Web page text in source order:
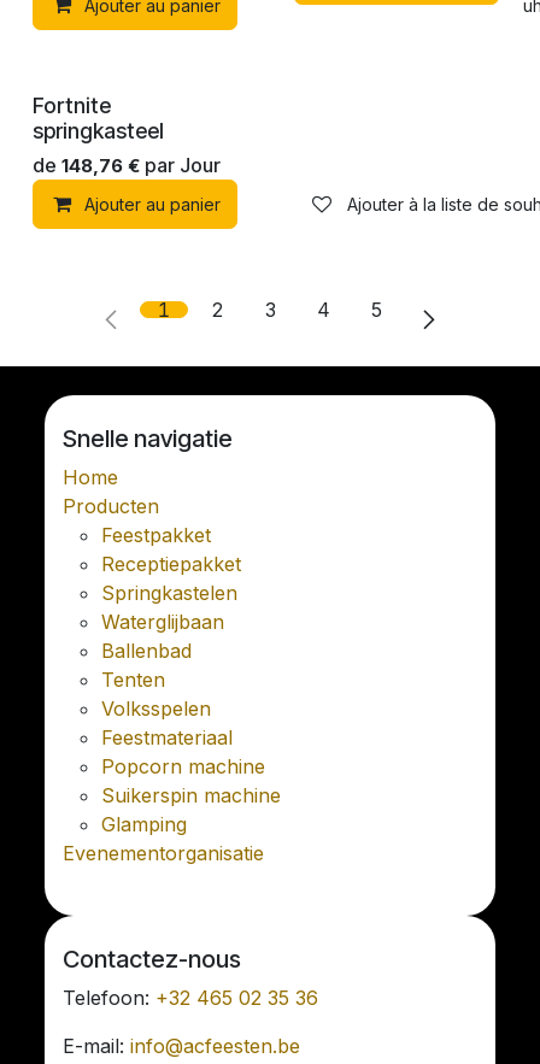
Ajouter au panier Ajouter à la liste de
Fortnite
springkasteel
de 148,76 € par Jour
Ajouter au panier Ajouter à la liste de
1 2 3 4 5
Snelle navigatie
Home
Producten
Feestpakket
Receptiepakket
Springkastelen
Waterglijbaan
Ballenbad
Tenten
Volksspelen
Feestmateriaal
Popcorn machine
Suikerspin machine
Glamping
Evenementorganisatie
Contactez-nous
Telefoon: +32 465 02 35 36
E-mail:info@acfeesten.be